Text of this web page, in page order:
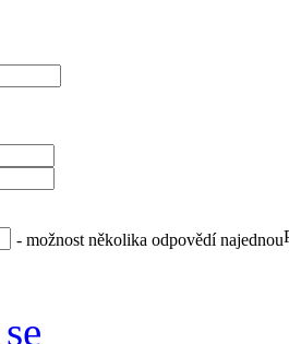
- možnost několika odpovědí najednou